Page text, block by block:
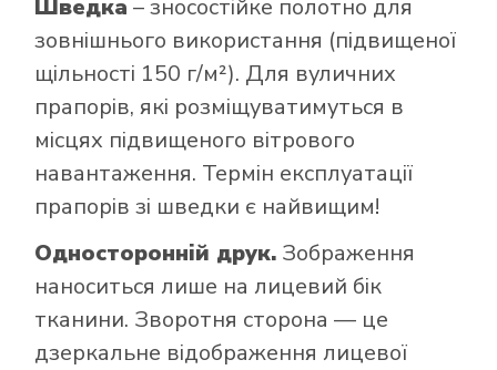
Шведка – зносостійке полотно для
зовнішнього використання (підвищеної
щільності 150 г/м²). Для вуличних
прапорів, які розміщуватимуться в
місцях підвищеного вітрового
навантаження. Термін експлуатації
прапорів зі шведки є найвищим!
Односторонній друк. Зображення
наноситься лише на лицевий бік
тканини. Зворотня сторона — це
дзеркальне відображення лицевої